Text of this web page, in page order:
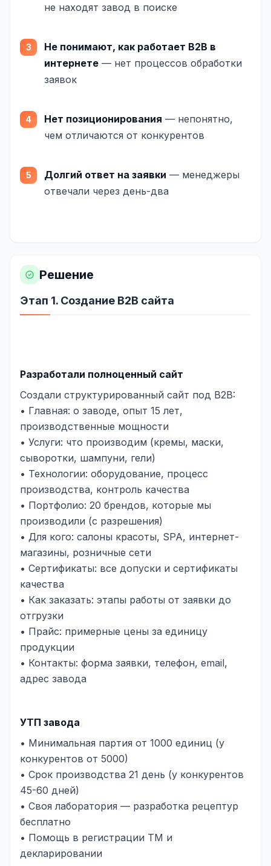
SEO-тексты
Статьи и блоги
Техническая документация
Рекламные ролики
Анимация
Корпоративные видео
Google Analytics
Яндекс.Метрика
Настройка систем аналитики
Сквозная аналитика
GEO-ПРОДВИЖЕНИЕ
GEO-продвижение в нейросетях и ИИ
не находят завод в поиске
Не понимают, как работает B2B в
интернете — нет процессов обработки
заявок
Нет позиционирования — непонятно,
чем отличаются от конкурентов
Долгий ответ на заявки — менеджеры
отвечали через день-два
Решение
Этап 1. Создание B2B сайта
Разработали полноценный сайт
Создали структурированный сайт под B2B:
• Главная: о заводе, опыт 15 лет,
производственные мощности
• Услуги: что производим (кремы, маски,
сыворотки, шампуни, гели)
• Технологии: оборудование, процесс
производства, контроль качества
• Портфолио: 20 брендов, которые мы
производили (с разрешения)
• Для кого: салоны красоты, SPA, интернет-
магазины, розничные сети
• Сертификаты: все допуски и сертификаты
качества
• Как заказать: этапы работы от заявки до
отгрузки
• Прайс: примерные цены за единицу
продукции
• Контакты: форма заявки, телефон, email,
адрес завода
УТП завода
• Минимальная партия от 1000 единиц (у
конкурентов от 5000)
• Срок производства 21 день (у конкурентов
45-60 дней)
• Своя лаборатория — разработка рецептур
бесплатно
• Помощь в регистрации ТМ и
декларировании